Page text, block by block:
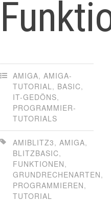
AMIGA,AMIGA-
TUTORIAL , BASIC,
IT-GEDÖNS,
PROGRAMMIER-
TUTORIALS
AMIBLITZ3,AMIGA,
BLITZBASIC,
FUNKTIONEN,
GRUNDRECHENARTEN,
PROGRAMMIEREN,
TUTORIAL